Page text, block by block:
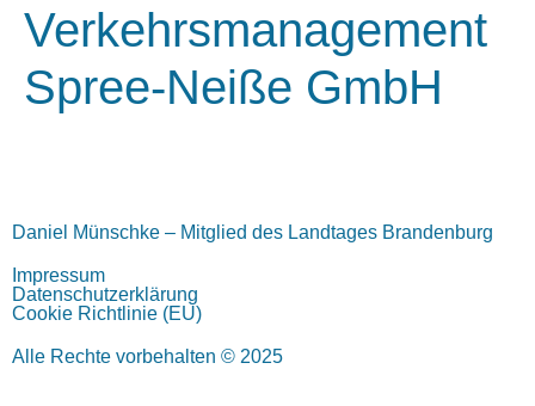
Verkehrsmanagement
Spree-Neiße GmbH
Daniel Münschke – Mitglied des Landtages Brandenburg
Impressum
Datenschutzerklärung
Cookie Richtlinie (EU)
Alle Rechte vorbehalten © 2025